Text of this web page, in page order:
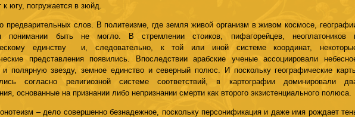
югу, погружается в зюйд.
предварительных слов. В политеизме, где земля живой организм в живом космосе,
быть не могло. В стремлении стоиков, пифагорейцев, неоплатоников
единству и, следовательно, к той или иной системе координат,
представления появились. Впоследствии арабские ученые ассоциировали
и полярную звезду, земное единство и северный полюс. И поскольку географические
согласно религиозной системе соответствий, в картографии доминировали
основанные на признании либо непризнании смерти как второго экзистенциального полюса.
– дело совершенно безнадежное, поскольку персонификация и даже имя рождает